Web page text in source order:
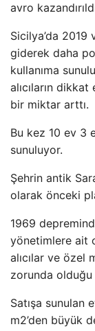
avro
Sicilya’da 2019
giderek daha
kullanıma
alıcıların
bir miktar arttı.
Bu kez 10 ev 3
sunuluyor.
Şehrin antik
olarak önceki
1969
yönetimlere ait
alıcılar ve özel
zorunda
Satışa sunulan
m2’den büyük